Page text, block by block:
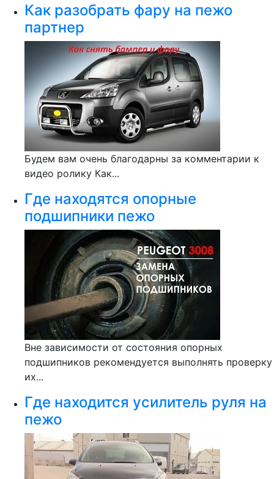
Как разобрать фару на пежо
партнер
Будем вам очень благодарны за комментарии к
видео ролику Как...
Где находятся опорные
подшипники пежо
Вне зависимости от состояния опорных
подшипников рекомендуется выполнять проверку
их...
Где находится усилитель руля на
пежо